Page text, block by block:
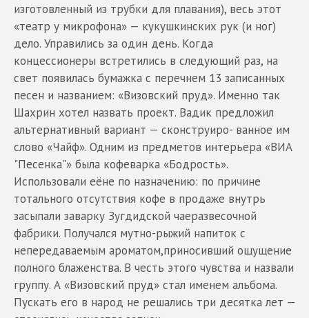
изготовленный из трубки для плавания), весь этот
«театр у микрофона» — кукушкинских рук (и ног)
дело. Управились за один день. Когда
концессионеры встретились в следующий раз, на
свет появилась бумажка с перечнем 13 записанных
песен и названием: «Визовский пруд». Именно так
Шахрин хотел назвать проект. Вадик предложил
альтернативный вариант — сконструиро- ванное им
слово «Чайф». Одним из предметов интерьера «ВИА
"Песенка"» была кофеварка «Бодрость».
Использовали еёне по назначению: по причине
тотального отсутствия кофе в продаже внутрь
засыпали заварку Зугдидской чаеразвесочной
фабрики. Получался мутно-рыжий напиток с
непередаваемым ароматом,приносивший ощущение
полного блаженства. В честь этого чувства и назвали
группу. А «Визовский пруд» стал именем альбома.
Пускать его в народ не решались три десятка лет —